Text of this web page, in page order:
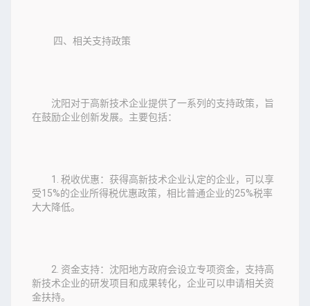
四、相关支持政策
沈阳对于高新技术企业提供了一系列的支持政策，旨
在鼓励企业创新发展。主要包括：
1. 税收优惠：获得高新技术企业认定的企业，可以享
受15%的企业所得税优惠政策，相比普通企业的25%税率
大大降低。
2. 资金支持：沈阳地方政府会设立专项资金，支持高
新技术企业的研发项目和成果转化，企业可以申请相关资
金扶持。